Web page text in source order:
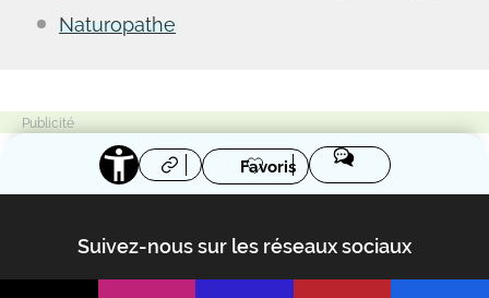
Naturopathe
Favoris
Suivez-nous sur les réseaux sociaux